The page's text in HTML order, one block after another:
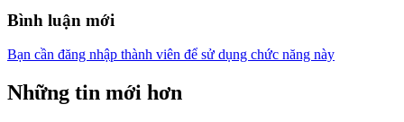
Bình luận mới
Bạn cần đăng nhập thành viên để sử dụng chức năng này
Những tin mới hơn